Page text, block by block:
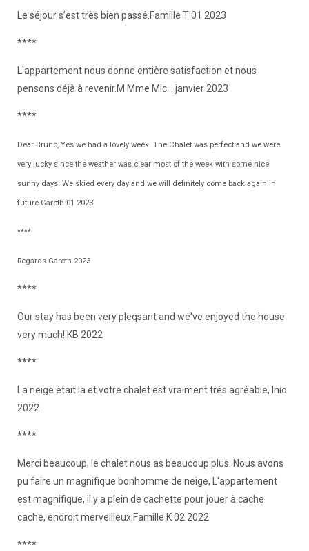
Le séjour s’est très bien passé.Famille T 01 2023
****
L'appartement nous donne entière satisfaction et nous
pensons déjà à revenir.M Mme Mic... janvier 2023
****
Dear Bruno, Yes we had a lovely week. The Chalet was perfect and we were
very lucky since the weather was clear most of the week with some nice
sunny days. We skied every day and we will definitely come back again in
future.Gareth 01 2023
****
Regards Gareth 2023
****
Our stay has been very pleqsant and we've enjoyed the house
very much! KB 2022
****
La neige était la et votre chalet est vraiment très agréable, Inio
2022
****
Merci beaucoup, le chalet nous as beaucoup plus. Nous avons
pu faire un magnifique bonhomme de neige, L'appartement
est magnifique, il y a plein de cachette pour jouer à cache
cache, endroit merveilleux Famille K 02 2022
****